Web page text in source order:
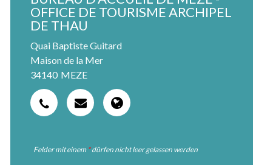
OFFICE DE TOURISME ARCHIPEL
DE THAU
Quai Baptiste Guitard
Maison de la Mer
34140 MEZE
Felder mit einem *dürfen nicht leer gelassen werden